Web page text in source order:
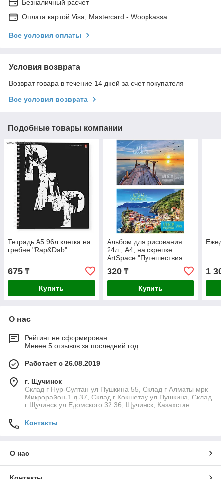
Безналичный расчет
Оплата картой Visa, Mastercard - Woopkassa
Все условия оплаты
Условия возврата
Возврат товара в течение 14 дней за счет покупателя
Все условия возврата
Подобные товары компании
Тетрадь А5 96л.клетка на
гребне "Rap&Dab"
675 ₸
Купить
Альбом для рисования
24л., А4, на скрепке
ArtSpace "Путешествия.
Let's go"
320₸
Купить
1
О нас
Рейтинг не сформирован
Менее 5 отзывов за последний год
Работает с 26.08.2019
г. Щучинск
Склад г Нур-Султан ул Пушкина 55, Склад г Алматы мрк
Микрорайон-1 д 37, Склад г Кокшетау ул Пушкина, Склад
г Щучинск ул Едомского 32 36, Щучинск, Казахстан
Контакты
О нас